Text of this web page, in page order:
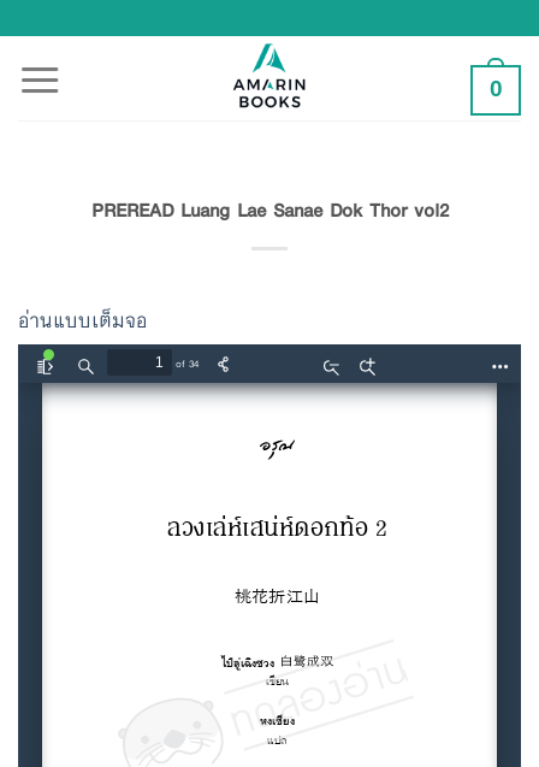
to
content
0
PREREAD Luang Lae Sanae Dok Thor vol2
อ่านแบบเต็มจอ